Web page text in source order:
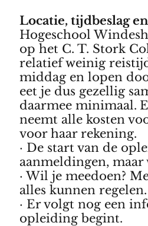
Locatie, tijdbeslag
Hogeschool
op het C. T. Stork
relatief weinig
middag en lopen
eet je dus gezellig
daarmee minimaal.
neemt alle kosten
voor haar rekening.
· De start van de
aanmeldingen,
· Wil je meedoen?
alles kunnen regelen.
· Er volgt nog een
opleiding begint.